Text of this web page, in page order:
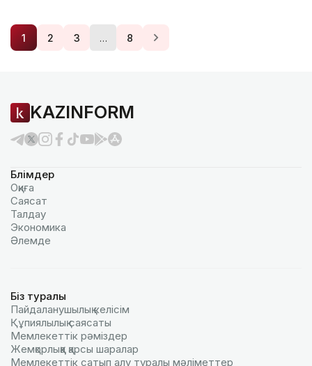
1 2 3 … 8
KAZINFORM
Бөлімдер
Оқиға
Саясат
Талдау
Экономика
Әлемде
Біз туралы
Пайдаланушылық келiciм
Құпиялылық саясаты
Мемлекеттік рәміздер
Жемқорлыққа қарсы шаралар
Мемлекеттік сатып алу туралы мәлiметтер